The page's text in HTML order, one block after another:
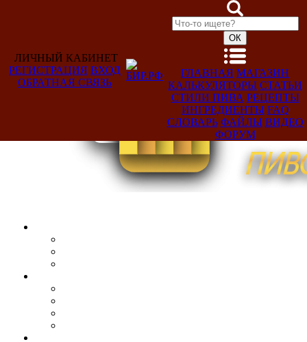
Добро
ЛИЧНЫЙ КАБИНЕТ
РЕГИСТРАЦИЯ ВХОД
ОБРАТНАЯ СВЯЗЬ
ГЛАВНАЯ МАГАЗИН
КАЛЬКУЛЯТОРЫ СТАТЬИ
СТИЛИ ПИВА РЕЦЕПТЫ
ИНГРЕДИЕНТЫ FAQ
СЛОВАРЬ ФАЙЛЫ ВИДЕО
ФОРУМ